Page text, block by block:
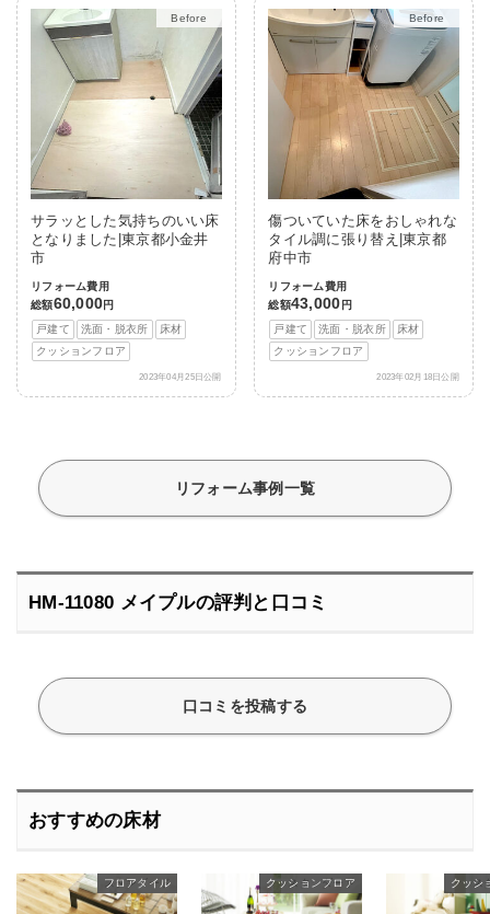
Before
After
サラッとした気持ちのいい床
となりました|東京都小金井
市
リフォーム費用
総額60,000円
戸建て
洗面・脱衣所
床材
クッションフロア
2023年04月25日公開
Before
After
傷ついていた床をおしゃれな
タイル調に張り替え|東京都
府中市
リフォーム費用
総額43,000 円
戸建て
洗面・脱衣所
床材
クッションフロア
2023年02月18日公開
リフォーム事例一覧
HM-11080 メイプルの評判と口コミ
口コミを投稿する
おすすめの床材
スタンダード
フロアタイル スタンダード
クッションフロア ス
クッシ